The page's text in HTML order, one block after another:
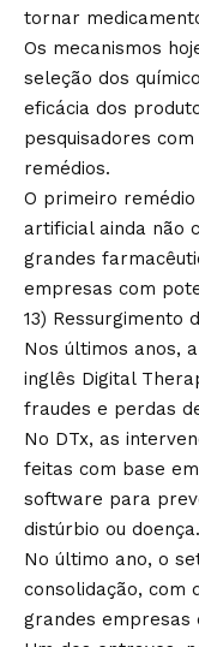
tornar
Os mecanismos
seleção dos
eficácia dos
pesquisadores
remédios.
O primeiro
artificial ainda não
grandes
empresas com
13) Ressurgimento
Nos últimos anos,
inglês Digital
fraudes e perdas
No DTx, as
feitas com base
software para
distúrbio ou doença.
No último ano, o
consolidação, com
grandes empresas